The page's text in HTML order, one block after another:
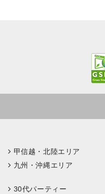
甲信越・北陸エリア
九州・沖縄エリア
30代パーティー